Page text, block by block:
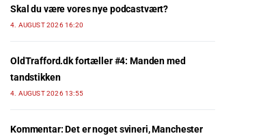
Skal du være vores nye podcastvært?
4. AUGUST 2026 16:20
OldTrafford.dk fortæller #4: Manden med
tandstikken
4. AUGUST 2026 13:55
Kommentar: Det er noget svineri, Manchester